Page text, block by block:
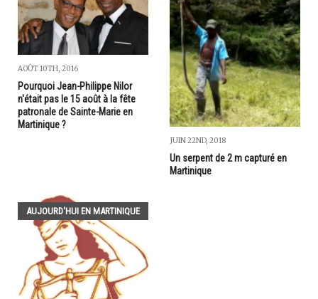
AOÛT 10TH, 2016
Pourquoi Jean-Philippe Nilor
n'était pas le 15 août à la fête
patronale de Sainte-Marie en
Martinique ?
JUIN 22ND, 2018
Un serpent de 2 m capturé en
Martinique
AUJOURD'HUI EN MARTINIQUE